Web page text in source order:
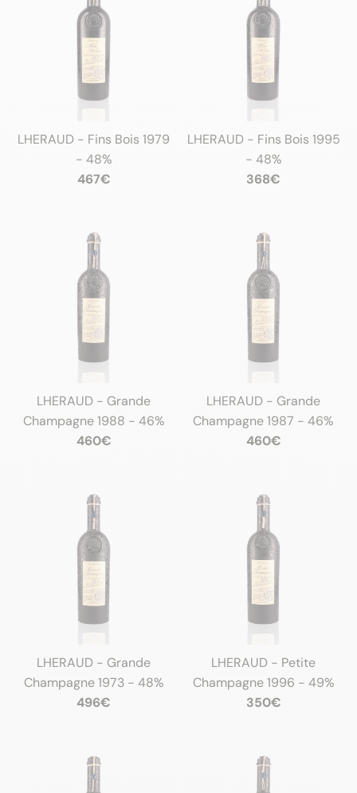
LHERAUD - Fins Bois 1979
- 48%
467€
LHERAUD - Fins Bois 1995
- 48%
368€
LHERAUD - Grande
Champagne 1988 - 46%
460€
LHERAUD - Grande
Champagne 1987 - 46%
460€
LHERAUD - Grande
Champagne 1973 - 48%
496€
LHERAUD - Petite
Champagne 1996 - 49%
350€